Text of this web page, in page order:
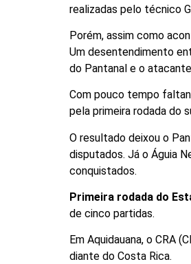
realizadas pelo técnico
Porém, assim como
Um desentendimento
do Pantanal e o
Com pouco tempo
pela primeira rodada do
O resultado deixou o
disputados. Já o Águia
conquistados.
Primeira rodada do
de cinco partidas.
Em Aquidauana, o CRA
diante do Costa Rica.